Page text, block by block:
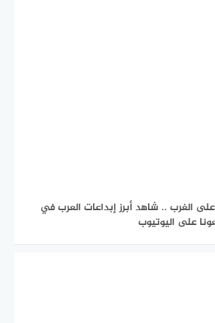
الغرب .. شاهد أبرز إبداعات العرب في
على اليوتيوب